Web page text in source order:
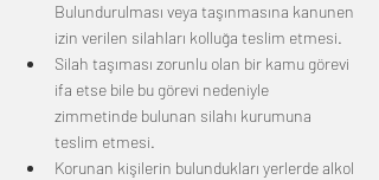
Bulundurulması veya taşınmasına kanunen
izin verilen silahları kolluğa teslim etmesi.
Silah taşıması zorunlu olan bir kamu görevi
ifa etse bile bu görevi nedeniyle
zimmetinde bulunan silahı kurumuna
teslim etmesi.
Korunan kişilerin bulundukları yerlerde alkol